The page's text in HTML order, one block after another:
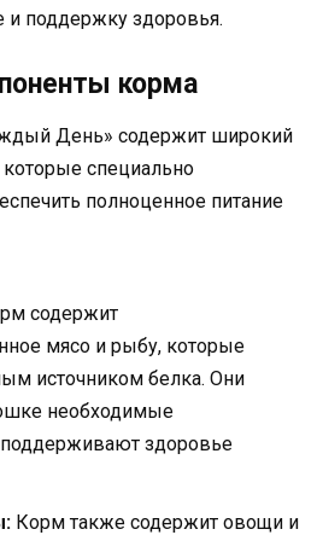
и поддержку здоровья.
корма
День» содержит широкий
специально
полноценное питание
содержит
мясо и рыбу, которые
источником белка. Они
необходимые
здоровье
Корм также содержит овощи и